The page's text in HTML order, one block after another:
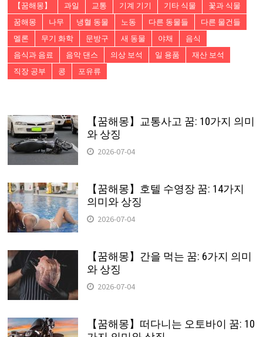
【꿈해몽】 과일 교통 기계 기기 기타 식물
꽃과 식물
꿈해몽
나무 냉혈 동물 노동 다른 동물들
다른 물건들
멜론
무기 화학 문방구 새 동물 야채
음식
음식과 음료
음악 댄스 의상 보석 일 용품
재산 보석
직장 공부
콩 포유류
【꿈해몽】교통사고 꿈: 10가지 의미
와 상징
2026-07-04
【꿈해몽】호텔 수영장 꿈: 14가지
의미와 상징
2026-07-04
【꿈해몽】간을 먹는 꿈: 6가지 의미
와 상징
2026-07-04
【꿈해몽】떠다니는 오토바이 꿈: 10